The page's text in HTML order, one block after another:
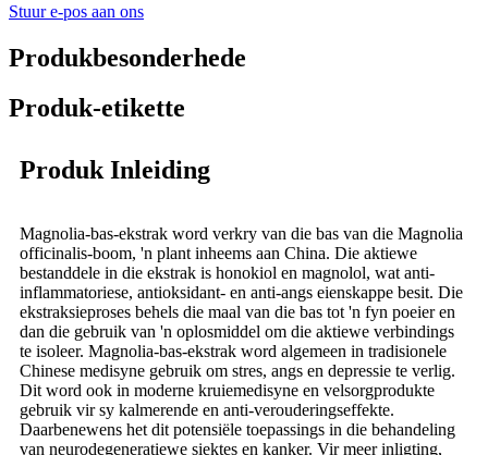
Stuur e-pos aan ons
Produkbesonderhede
Produk-etikette
Produk Inleiding
Magnolia-bas-ekstrak word verkry van die bas van die Magnolia
officinalis-boom, 'n plant inheems aan China. Die aktiewe
bestanddele in die ekstrak is honokiol en magnolol, wat anti-
inflammatoriese, antioksidant- en anti-angs eienskappe besit. Die
ekstraksieproses behels die maal van die bas tot 'n fyn poeier en
dan die gebruik van 'n oplosmiddel om die aktiewe verbindings
te isoleer. Magnolia-bas-ekstrak word algemeen in tradisionele
Chinese medisyne gebruik om stres, angs en depressie te verlig.
Dit word ook in moderne kruiemedisyne en velsorgprodukte
gebruik vir sy kalmerende en anti-verouderingseffekte.
Daarbenewens het dit potensiële toepassings in die behandeling
van neurodegeneratiewe siektes en kanker. Vir meer inligting,